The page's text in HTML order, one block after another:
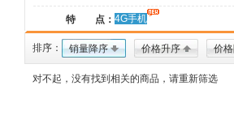
特 点： 4G手机
排序： 销量降序 价格升序 价
对不起，没有找到相关的商品，请重新筛选